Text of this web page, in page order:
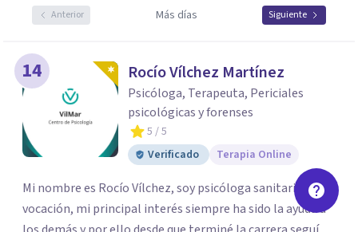
Anterior Más días Siguiente
14 Rocío Vílchez Martínez
Psicóloga, Terapeuta, Periciales
psicológicas y forenses
5 / 5
Verificado
Terapia Online
Mi nombre es Rocío Vílchez, soy psicóloga sanitaria de
vocación, mi principal interés siempre ha sido la ayuda a